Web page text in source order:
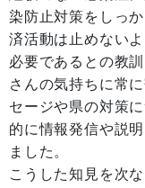
染防止対策をしっ
済活動は止めない
必要であるとの教
さんの気持ちに常
セージや県の対策
的に情報発信や説
ました。
こうした知見を次